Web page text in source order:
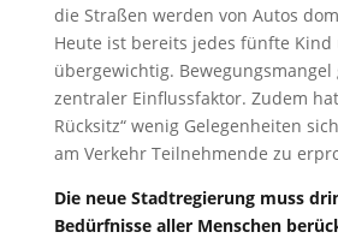
die Straßen werden von Autos
Heute ist bereits jedes fünfte Kind
übergewichtig.
zentraler Einflussfaktor. Zudem
Rücksitz“ wenig Gelegenheiten
am Verkehr Teilnehmende zu
Die neue Stadtregierung muss
Bedürfnisse aller Menschen